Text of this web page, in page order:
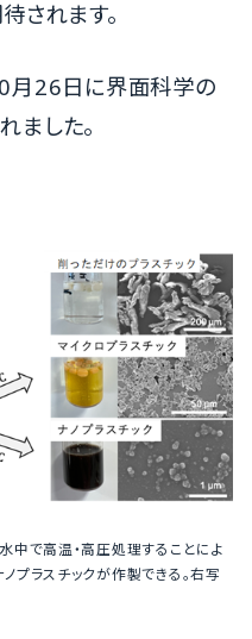
されます。
月26日に界面科学の
した。
中で高温・高圧処理することによ
プラスチックが作製できる。右写